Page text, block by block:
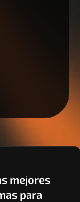
mejores
para